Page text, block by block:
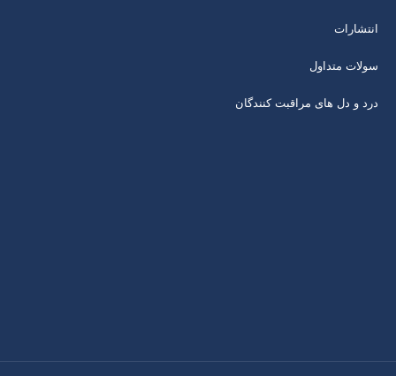
انتشارات
سولات متداول
درد و دل های مراقبت کنندگان